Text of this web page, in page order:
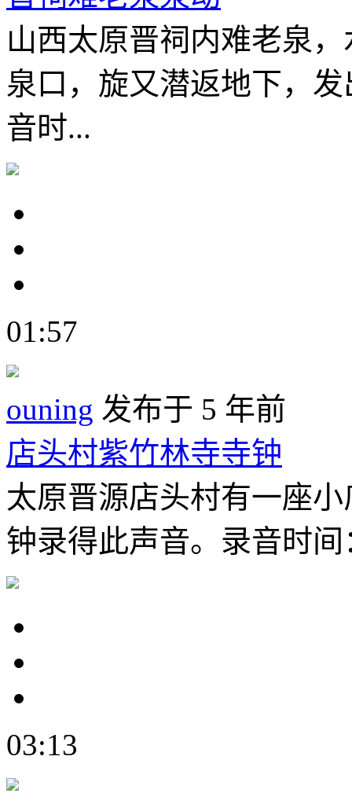
山西太原晋祠内难老泉
泉口，旋又潜返地下，
音时...
01:57
ouning 发布于 5 年前
店头村紫竹林寺寺钟
太原晋源店头村有一座
钟录得此声音。录音时
03:13